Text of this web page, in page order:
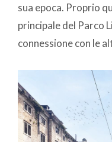
sua epoca. Proprio
principale del Parco
connessione con le